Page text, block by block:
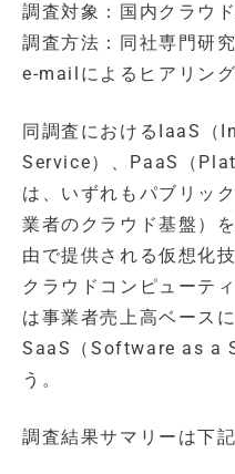
調査対象：国内クラウ
調査方法：同社専門研
e-mailによるヒアリン
同調査におけるIaaS
Service）、PaaS（
は、いずれもパブリッ
業者のクラウド基盤）
由で提供される仮想化
クラウドコンピューテ
は事業者売上高ベース
SaaS（Software as a
う。
調査結果サマリーは下記